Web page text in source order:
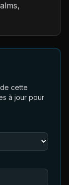
cette
à jour pour